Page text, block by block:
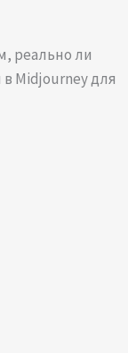
реально ли
Midjourney для